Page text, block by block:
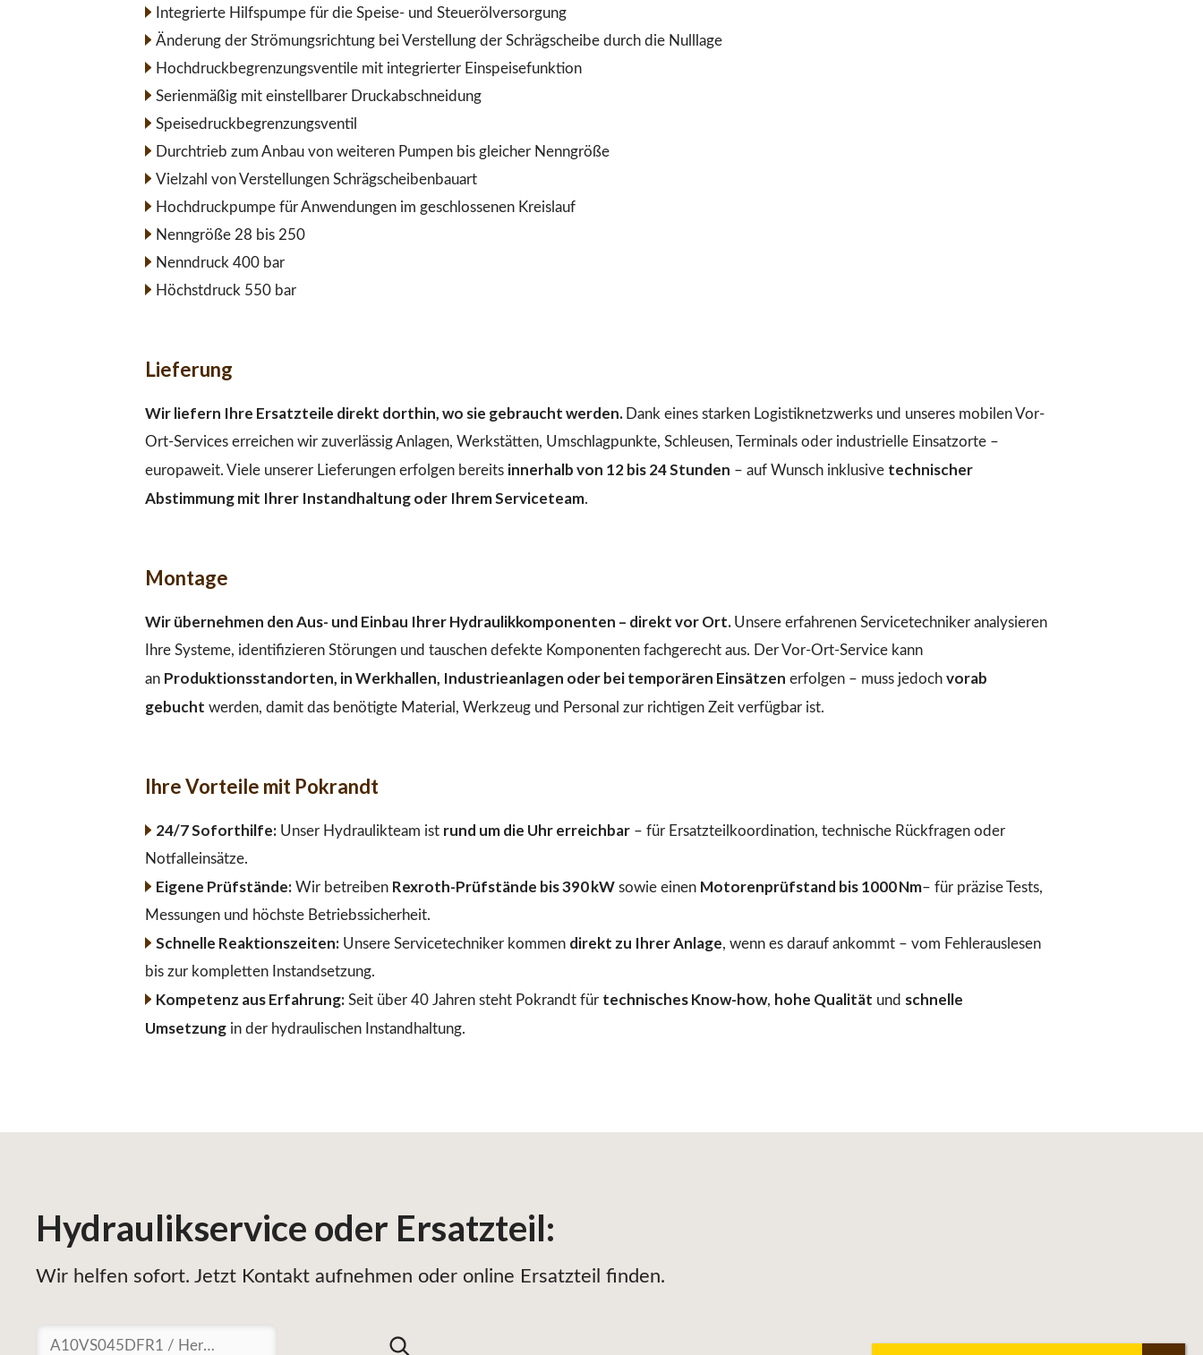
Integrierte Hilfspumpe für die Speise- und Steuerölversorgung
Änderung der Strömungsrichtung bei Verstellung der Schrägscheibe durch die Nulllage
Hochdruckbegrenzungsventile mit integrierter Einspeisefunktion
Serienmäßig mit einstellbarer Druckabschneidung
Speisedruckbegrenzungsventil
Durchtrieb zum Anbau von weiteren Pumpen bis gleicher Nenngröße
Vielzahl von Verstellungen Schrägscheibenbauart
Hochdruckpumpe für Anwendungen im geschlossenen Kreislauf
Nenngröße 28 bis 250
Nenndruck 400 bar
Höchstdruck 550 bar
Lieferung
Wir liefern Ihre Ersatzteile direkt dorthin, wo sie gebraucht werden. Dank eines starken Logistiknetzwerks und unseres mobilen Vor-
Ort-Services erreichen wir zuverlässig Anlagen, Werkstätten, Umschlagpunkte, Schleusen, Terminals oder industrielle Einsatzorte –
europaweit. Viele unserer Lieferungen erfolgen bereits innerhalb von 12 bis 24 Stunden – auf Wunsch inklusive technischer
Abstimmung mit Ihrer Instandhaltung oder Ihrem Serviceteam.
Montage
Wir übernehmen den Aus- und Einbau Ihrer Hydraulikkomponenten – direkt vor Ort. Unsere erfahrenen Servicetechniker analysieren
Ihre Systeme, identifizieren Störungen und tauschen defekte Komponenten fachgerecht aus. Der Vor-Ort-Service kann
an Produktionsstandorten, in Werkhallen, Industrieanlagen oder bei temporären Einsätzen erfolgen – muss jedoch vorab
gebucht werden, damit das benötigte Material, Werkzeug und Personal zur richtigen Zeit verfügbar ist.
Ihre Vorteile mit Pokrandt
24/7 Soforthilfe:Unser Hydraulikteam ist rund um die Uhr erreichbar– für Ersatzteilkoordination, technische Rückfragen oder
Notfalleinsätze.
Eigene Prüfstände:Wir betreiben Rexroth-Prüfstände bis 390 kWsowie einen Motorenprüfstand bis 1000 Nm– für präzise Tests,
Messungen und höchste Betriebssicherheit.
Schnelle Reaktionszeiten:Unsere Servicetechniker kommen direkt zu Ihrer Anlage, wenn es darauf ankommt – vom Fehlerauslesen
bis zur kompletten Instandsetzung.
Kompetenz aus Erfahrung:Seit über 40 Jahren steht Pokrandt für technisches Know-how, hohe Qualität und schnelle
Umsetzung in der hydraulischen Instandhaltung.
Hydraulikservice oder Ersatzteil:
Wir helfen sofort. Jetzt Kontakt aufnehmen oder online Ersatzteil finden.
Suchen